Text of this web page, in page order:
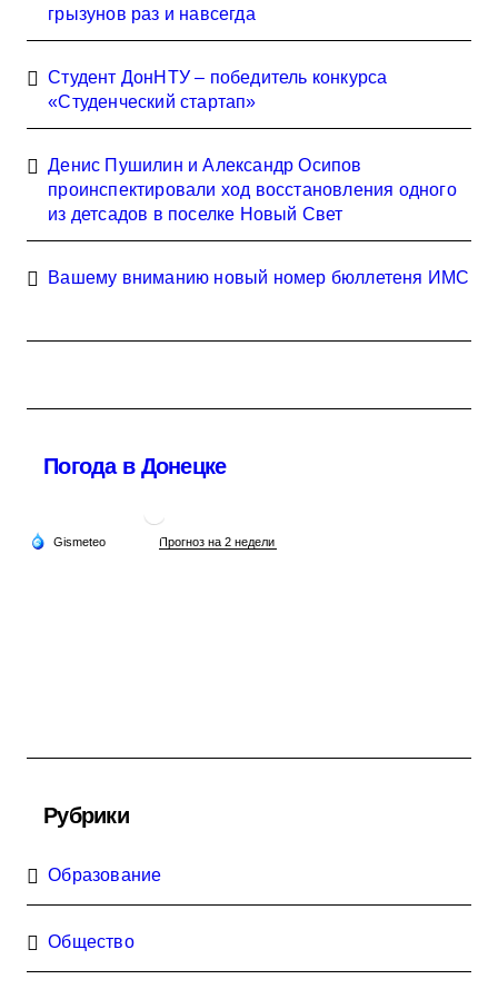
грызунов раз и навсегда
Студент ДонНТУ – победитель конкурса
«Студенческий стартап»
Денис Пушилин и Александр Осипов
проинспектировали ход восстановления одного
из детсадов в поселке Новый Свет
Вашему вниманию новый номер бюллетеня ИМС
Погода в Донецке
Рубрики
Образование
Общество